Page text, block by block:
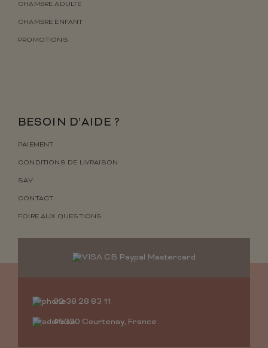
CHAMBRE ADULTE
CHAMBRE ENFANT
PROMOTIONS
BESOIN D’AIDE ?
PAIEMENT
CONDITIONS DE LIVRAISON
SAV
CONTACT
FOIRE AUX QUESTIONS
02 38 28 83 11
45320 Courtenay, France